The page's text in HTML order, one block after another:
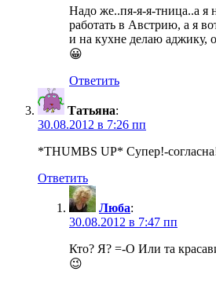
Надо же..пя-я-я-тница..а я
работать в Австрию, а я
и на кухне делаю аджику,
😀
Ответить
Татьяна:
30.08.2012 в 7:26 пп
*THUMBS UP* Супер!-
Ответить
Люба:
30.08.2012 в 7:47 пп
Кто? Я? =-O Или та
😉